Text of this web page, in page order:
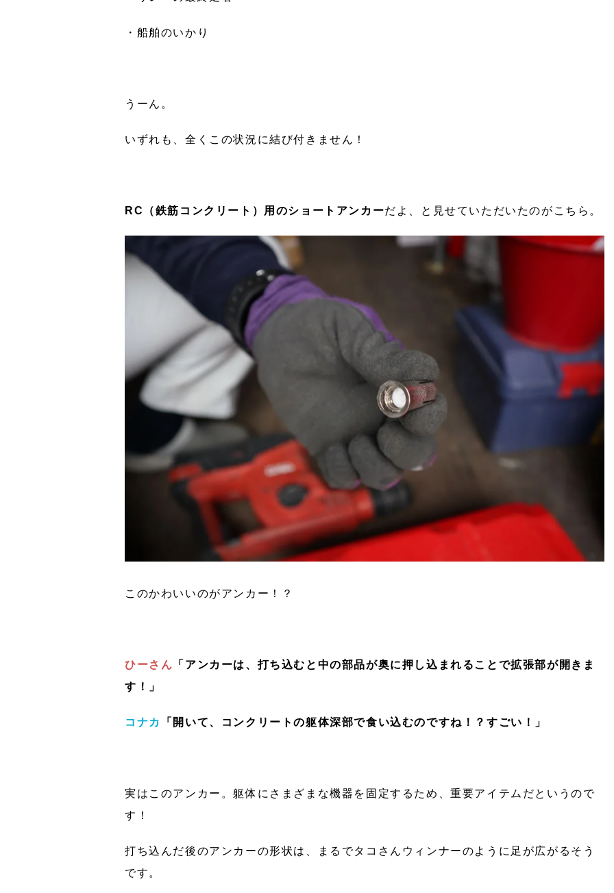
・船舶のいかり
うーん。
いずれも、全くこの状況に結び付きません！
RC（鉄筋コンクリート）用のショートアンカーだよ、と見せていただいたのがこちら。
このかわいいのがアンカー！？
ひーさん 「アンカーは、打ち込むと中の部品が奥に押し込まれることで拡張部が開きま
す！」
コナカ 「開いて、コンクリートの躯体深部で食い込むのですね！？すごい！」
実はこのアンカー。躯体にさまざまな機器を固定するため、重要アイテムだというので
す！
打ち込んだ後のアンカーの形状は、まるでタコさんウィンナーのように足が広がるそう
です。